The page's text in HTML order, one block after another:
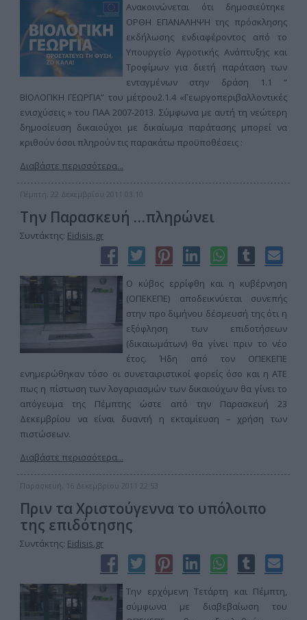
Ανακοινώνεται ότι δημοσιεύτηκε
ΟΡΘΗ ΕΠΑΝΑΛΗΨΗ της πρόσκλησης
εκδήλωσης ενδιαφέροντος από το
Υπουργείο Αγροτικής Ανάπτυξης και
Τροφίμων για διετή παράταση των
ενταγμένων στην δράση 1.1 “
ΒΙΟΛΟΓΙΚΗ ΓΕΩΡΓΙΑ” του μέτρου2.1.4 «Γεωργοπεριβαλλοντικές
ενισχύσεις » του ΠΑΑ 2007-2013. Σύμφωνα με αυτή τη νεώτερη
δημοσίευση δικαιούχοι με δικαίωμα παράτασης μπορεί να
κριθούν όσοι πληρούν τις παρακάτω προϋποθέσεις :
Διαβάστε περισσότερα...
Πέμπτη, 22 Δεκεμβρίου 2011 03:10
Την Παρασκευή …πληρώνει
Συντάκτης: Eidisis.gr
Ο κύβος ερρίφθη και η κυβέρνηση
(ΟΠΕΚΕΠΕ) αποδεικνύεται συνεπής
στην προ διμήνου δέσμευσή της ότι η
εξόφληση των επιδοτήσεων
(δικαιωμάτων) θα γίνει πριν το νέο
έτος. Ήδη από τον ΟΠΕΚΕΠΕ
ενημερώθηκαν τόσο οι συνεταιριστικοί φορείς όσο και η ΑΤΕ
πως η πίστωση των λογαριασμών των δικαιούχων θα γίνει το
απόγευμα της Πέμπτης ώστε από την Παρασκευή 23
Δεκεμβρίου να είναι δυαντή η εκταμίευση – χρήση των
πιστώσεων.
Διαβάστε περισσότερα...
Παρασκευή, 16 Δεκεμβρίου 2011 22:53
Πριν τα Χριστούγεννα το υπόλοιπο
της επιδότησης
Συντάκτης: Eidisis.gr
Την ερχόμενη Τετάρτη και Πέμπτη,
σύμφωνα με διαβεβαίωση του